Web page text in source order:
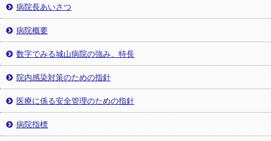
病院長あいさつ
病院概要
数字でみる城山病院の強み、特長
院内感染対策のための指針
医療に係る安全管理のための指針
病院指標